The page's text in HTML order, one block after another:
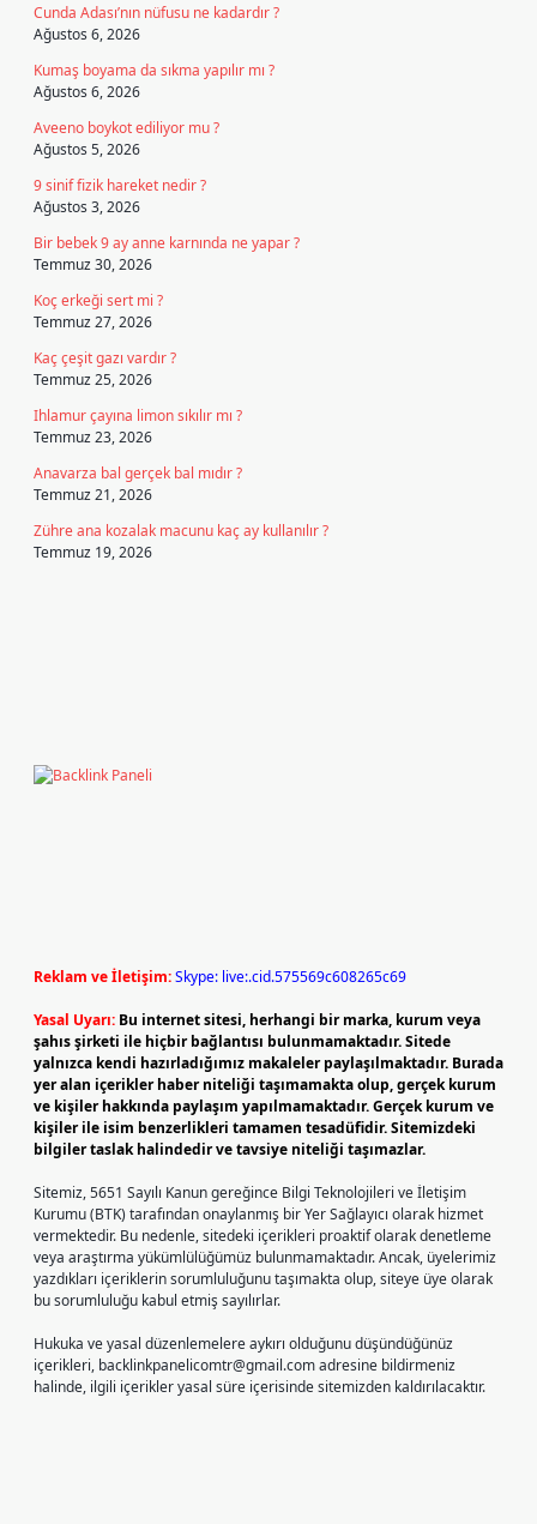
Cunda Adası’nın nüfusu ne kadardır ?
Ağustos 6, 2026
Kumaş boyama da sıkma yapılır mı ?
Ağustos 6, 2026
Aveeno boykot ediliyor mu ?
Ağustos 5, 2026
9 sinif fizik hareket nedir ?
Ağustos 3, 2026
Bir bebek 9 ay anne karnında ne yapar ?
Temmuz 30, 2026
Koç erkeği sert mi ?
Temmuz 27, 2026
Kaç çeşit gazı vardır ?
Temmuz 25, 2026
Ihlamur çayına limon sıkılır mı ?
Temmuz 23, 2026
Anavarza bal gerçek bal mıdır ?
Temmuz 21, 2026
Zühre ana kozalak macunu kaç ay kullanılır ?
Temmuz 19, 2026
Reklam ve İletişim:Skype: live:.cid.575569c608265c69
Yasal Uyarı: Bu internet sitesi, herhangi bir marka, kurum veya
şahıs şirketi ile hiçbir bağlantısı bulunmamaktadır. Sitede
yalnızca kendi hazırladığımız makaleler paylaşılmaktadır. Burada
yer alan içerikler haber niteliği taşımamakta olup, gerçek kurum
ve kişiler hakkında paylaşım yapılmamaktadır. Gerçek kurum ve
kişiler ile isim benzerlikleri tamamen tesadüfidir. Sitemizdeki
bilgiler taslak halindedir ve tavsiye niteliği taşımazlar.
Sitemiz, 5651 Sayılı Kanun gereğince Bilgi Teknolojileri ve İletişim
Kurumu (BTK) tarafından onaylanmış bir Yer Sağlayıcı olarak hizmet
vermektedir. Bu nedenle, sitedeki içerikleri proaktif olarak denetleme
veya araştırma yükümlülüğümüz bulunmamaktadır. Ancak, üyelerimiz
yazdıkları içeriklerin sorumluluğunu taşımakta olup, siteye üye olarak
bu sorumluluğu kabul etmiş sayılırlar.
Hukuka ve yasal düzenlemelere aykırı olduğunu düşündüğünüz
içerikleri, backlinkpanelicomtr@gmail.comadresine bildirmeniz
halinde, ilgili içerikler yasal süre içerisinde sitemizden kaldırılacaktır.